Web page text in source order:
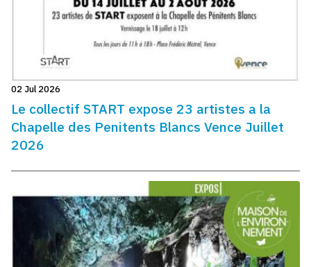
02 Jul 2026
Le collectif START expose 23 artistes a la
Chapelle des Penitents Blancs Vence Juillet
2026